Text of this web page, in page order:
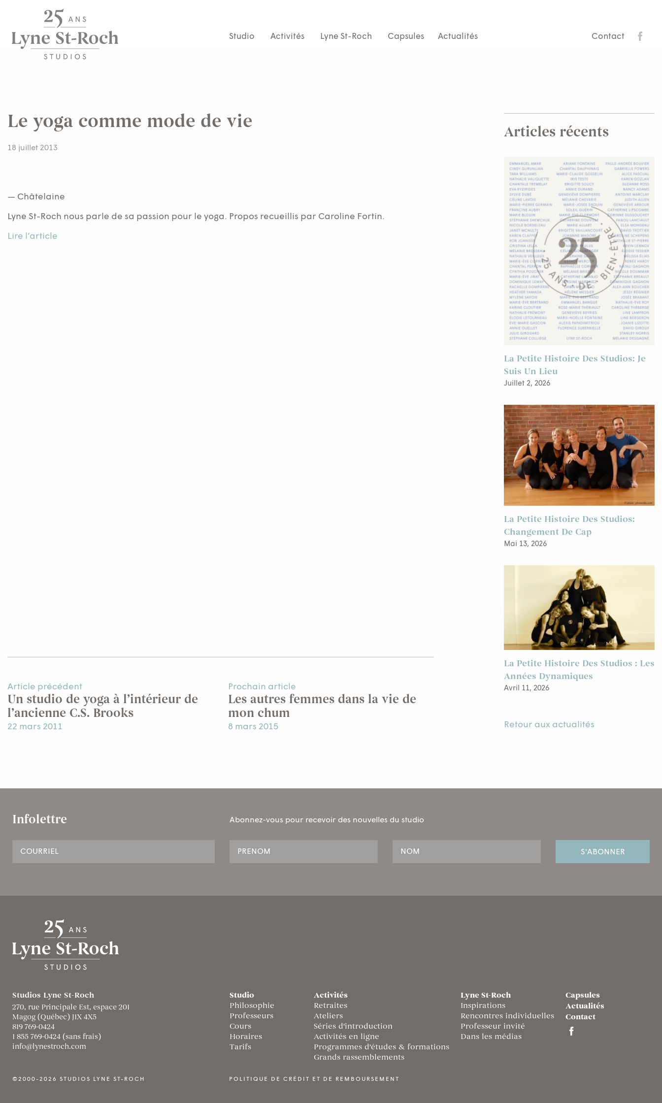
Contact
Studio Activités Lyne St-Roch Capsules Actualités
Le yoga comme mode de vie
18 juillet 2013
— Châtelaine
Lyne St-Roch nous parle de sa passion pour le yoga. Propos recueillis par Caroline Fortin.
Lire l’article
Article précédent
Un studio de yoga à l’intérieur de
l’ancienne C.S. Brooks
22 mars 2011
Prochain article
Les autres femmes dans la vie de
mon chum
8 mars 2015
Articles récents
La Petite Histoire Des Studios: Je
Suis Un Lieu
Juillet 2, 2026
La Petite Histoire Des Studios:
Changement De Cap
Mai 13, 2026
La Petite Histoire Des Studios : Les
Années Dynamiques
Avril 11, 2026
Retour aux actualités
Infolettre Abonnez-vous pour recevoir des nouvelles du studio
Studios Lyne St-Roch
270, rue Principale Est, espace 201
Magog (Québec) J1X 4X5
819 769-0424
1 855 769-0424 (sans frais)
info@lynestroch.com
Studio
Philosophie
Professeurs
Cours
Horaires
Tarifs
Activités
Retraites
Ateliers
Séries d'introduction
Activités en ligne
Programmes d'études & formations
Grands rassemblements
Lyne St-Roch
Inspirations
Rencontres individuelles
Professeur invité
Dans les médias
Capsules
Actualités
Contact
©2000-2026 STUDIOS LYNE ST-ROCH POLITIQUE DE CRÉDIT ET DE REMBOURSEMENT